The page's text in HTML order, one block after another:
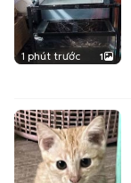
1 phút trước 1